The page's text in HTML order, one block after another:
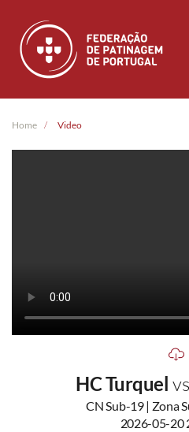
Skip to main content
Home Video
HC Turquel vs
CN Sub-19 | Zona
2026-05-20